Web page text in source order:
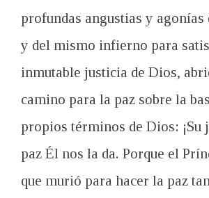
profundas angustias y agonías
y del mismo infierno para
inmutable justicia de Dios,
camino para la paz sobre la
propios términos de Dios: ¡Su
paz Él nos la da. Porque el
que murió para hacer la paz